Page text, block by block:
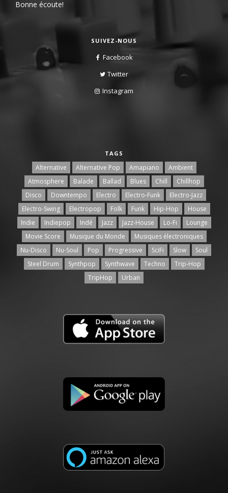
Bonne écoute!
SUIVEZ-NOUS
Facebook
Twitter
Instagram
TAGS
Alternative Alternative Pop Amapiano
Ambient
Atmosphere
Balade Ballad Blues Chill
Chillhop
Disco
Downtempo Electro Electro-Funk
Electro-Jazz
Electro-Swing
Electropop Folk Funk Hip-Hop
House
Indie
Indiepop Indé Jazz Jazz-House Lo-Fi
Lounge
Movie Score
Musique du Monde
Musiques électroniques
Nu-Disco
Nu-Soul Pop Progressive SciFi Slow
Soul
Steel Drum
Synthpop Synthwave Techno
Trip-Hop
TripHop
Urban